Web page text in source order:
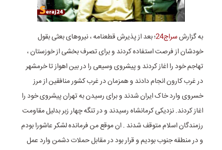
به گزارشسراج24
؛ بعد از پذیرش قطعنامه ، نیروهای بعثی بقول
خودشان از فرصت استفاده کردند و برای تصرف بخشی از خوزستان ،
تهاجم خود را اغاز کردند و پیشروی وسیعی را در بین اهواز تا خرمشهر
در غرب کارون انجام دادند و همزمان در غرب کشور منافقین از مرز
خسروی وارد خاک ایران شدند و برای رسیدن به تهران پیشروی خود را
اغاز کردند. نزدیکی کرمانشاه رسیدند و در تنگه چهار زبر بدلیل مقاومت
رزمندگان اسلام متوقف شدند . ان موقع من فرمانده لشکر عاشورا بودم
و در منطقه جنوب بودیم و قرار بود در مقابل حملات دشمن وارد عمل